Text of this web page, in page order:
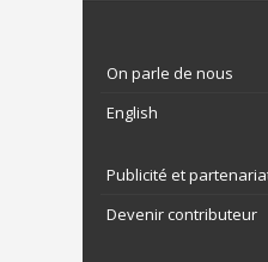
On parle de nous
English
Publicité et
Devenir contributeur